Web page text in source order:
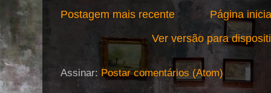
Postagem mais recente
Página
Ver versão para
Assinar: Postar comentários (Atom)